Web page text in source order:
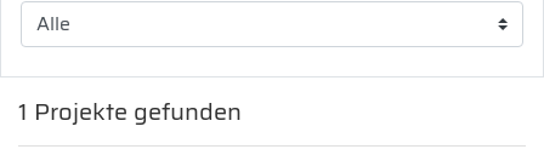
1 Projekte gefunden